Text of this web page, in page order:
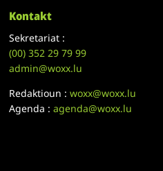
Kontakt
Sekretariat :
(00)352 29 79 99
admin@woxx.lu
Redaktioun :woxx@woxx.lu
Agenda :agenda@woxx.lu